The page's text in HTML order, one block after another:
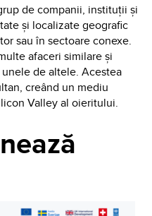
de companii, instituții și
și localizate geografic
sau în sectoare conexe.
afaceri similare și
de altele. Acestea
creând un mediu
Valley al oieritului.